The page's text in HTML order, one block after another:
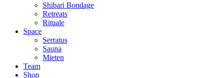
Shibari Bondage
Retreats
Rituale
Space
Serratus
Sauna
Mieten
Team
Shop